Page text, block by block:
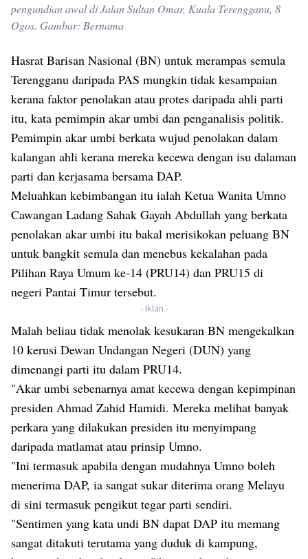
pengundian awal di Jalan Sultan Omar, Kuala Terengganu, 8
Ogos. Gambar: Bernama
Hasrat Barisan Nasional (BN) untuk merampas semula
Terengganu daripada PAS mungkin tidak kesampaian
kerana faktor penolakan atau protes daripada ahli parti
itu, kata pemimpin akar umbi dan penganalisis politik.
Pemimpin akar umbi berkata wujud penolakan dalam
kalangan ahli kerana mereka kecewa dengan isu dalaman
parti dan kerjasama bersama DAP.
Meluahkan kebimbangan itu ialah Ketua Wanita Umno
Cawangan Ladang Sahak Gayah Abdullah yang berkata
penolakan akar umbi itu bakal merisikokan peluang BN
untuk bangkit semula dan menebus kekalahan pada
Pilihan Raya Umum ke-14 (PRU14) dan PRU15 di
negeri Pantai Timur tersebut.
- Iklan -
Malah beliau tidak menolak kesukaran BN mengekalkan
10 kerusi Dewan Undangan Negeri (DUN) yang
dimenangi parti itu dalam PRU14.
"Akar umbi sebenarnya amat kecewa dengan kepimpinan
presiden Ahmad Zahid Hamidi. Mereka melihat banyak
perkara yang dilakukan presiden itu menyimpang
daripada matlamat atau prinsip Umno.
"Ini termasuk apabila dengan mudahnya Umno boleh
menerima DAP, ia sangat sukar diterima orang Melayu
di sini termasuk pengikut tegar parti sendiri.
"Sentimen yang kata undi BN dapat DAP itu memang
sangat ditakuti terutama yang duduk di kampung,